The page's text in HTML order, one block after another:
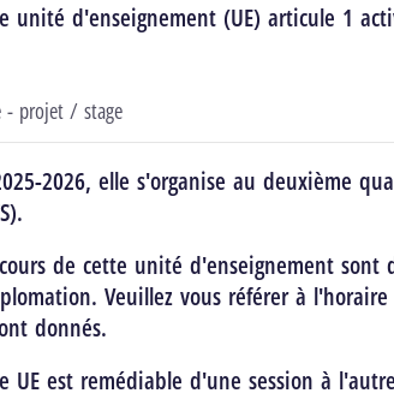
unité d'enseignement (UE) articule 1
- projet / stage
2026, elle s'organise au deuxième
de cette unité d'enseignement sont
Veuillez vous référer à
donnés.
UE est remédiable d'une session à l'autre